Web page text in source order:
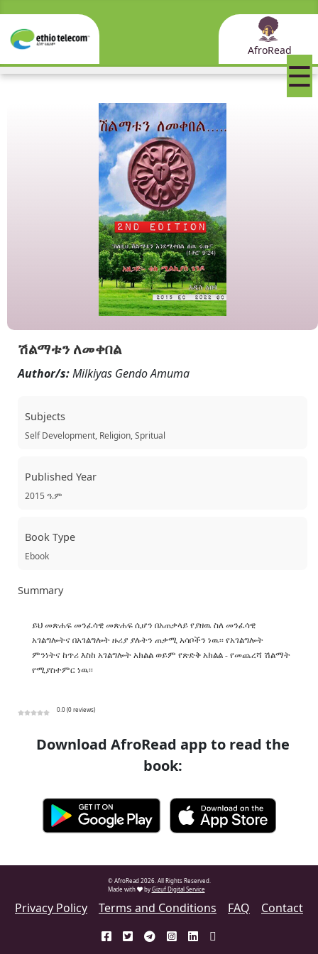
AfroRead
☰
ሽልማቱን ለመቀበል
Author/s:Milkiyas Gendo Amuma
Subjects
Self Development, Religion, Spritual
Published Year
2015 ዓ.ም
Book Type
Ebook
Summary
ይህ መጽሐፍ መንፈሳዊ መጽሐፍ ሲሆን በአጠቃላይ የያዘዉ ስለ መንፈሳዊ
አገልግሎትና በአገልግሎት ዙሪያ ያሉትን ጠቃሚ አሳቦችን ነዉ፡፡ የአገልግሎት
ምንነትና ከጥሪ እስከ አገልግሎት አክልል ወይም የጽድቅ አክልል - የመጨረሻ ሽልማት
የሚያስተምር ነዉ፡፡
0.0 (0 reviews)
Download AfroRead app to read the
book:
© AfroRead 2026. All Rights Reserved.
Made with
byGizuf Digital Service
Privacy Policy Terms and Conditions FAQ Contact